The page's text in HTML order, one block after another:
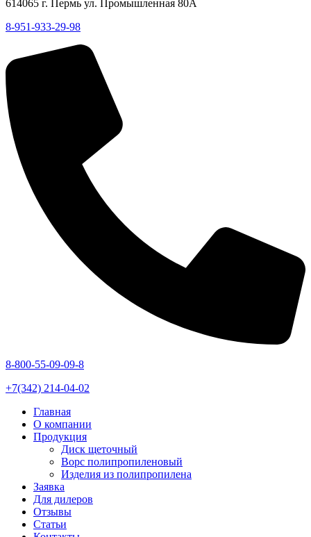
614065 г. Пермь ул. Промышленная 80А
8-951-933-29-98
8-800-55-09-09-8
+7(342) 214-04-02
Главная
О компании
Продукция
Диск щеточный
Ворс полипропиленовый
Изделия из полипропилена
Заявка
Для дилеров
Отзывы
Статьи